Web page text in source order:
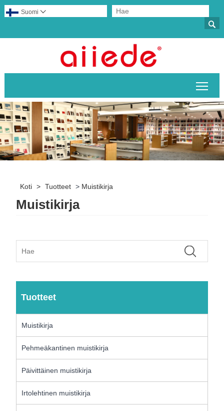

Suomi 
Koti > Tuotteet > Muistikirja
Muistikirja
Tuotteet
Muistikirja
Pehmeäkantinen muistikirja
Päivittäinen muistikirja
Irtolehtinen muistikirja